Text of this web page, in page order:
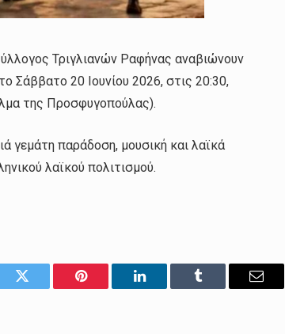
Τριγλιανών Ραφήνας αναβιώνουν
Σάββατο 20 Ιουνίου 2026, στις 20:30,
της Προσφυγοπούλας).
γεμάτη παράδοση, μουσική και λαϊκά
λαϊκού πολιτισμού.
Twitter Pinterest LinkedIn Tumblr Email